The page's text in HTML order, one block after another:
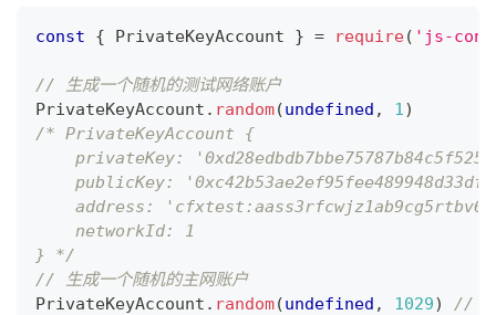
const { PrivateKeyAccount } = require( 'js-
// 生成一个随机的测试网络账户
PrivateKeyAccount . random(undefined , 1 )
/* PrivateKeyAccount {
privateKey:
publicKey:
address:
    networkId: 1
} */
// 生成一个随机的主网账户
PrivateKeyAccount . random(undefined , 1029)
// 与